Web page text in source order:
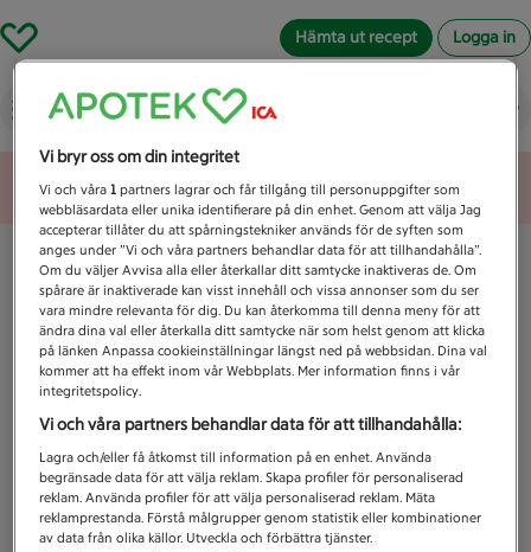
Hämta ut recept Logga in
Vad letar du efter idag?
Unknown error
Vi bryr oss om din integritet
Vi och våra1 partners lagrar och får tillgång till personuppgifter som
webbläsardata eller unika identifierare på din enhet. Genom att välja Jag
accepterar tillåter du att spårningstekniker används för de syften som
anges under ”Vi och våra partners behandlar data för att tillhandahålla”.
Om du väljer Avvisa alla eller återkallar ditt samtycke inaktiveras de. Om
spårare är inaktiverade kan visst innehåll och vissa annonser som du ser
vara mindre relevanta för dig. Du kan återkomma till denna meny för att
ändra dina val eller återkalla ditt samtycke när som helst genom att klicka
på länken Anpassa cookieinställningar längst ned på webbsidan. Dina val
kommer att ha effekt inom vår Webbplats. Mer information finns i vår
integritetspolicy.
Vi och våra partners behandlar data för att tillhandahålla:
Lagra och/eller få åtkomst till information på en enhet. Använda
begränsade data för att välja reklam. Skapa profiler för personaliserad
reklam. Använda profiler för att välja personaliserad reklam. Mäta
reklamprestanda. Förstå målgrupper genom statistik eller kombinationer
av data från olika källor. Utveckla och förbättra tjänster.